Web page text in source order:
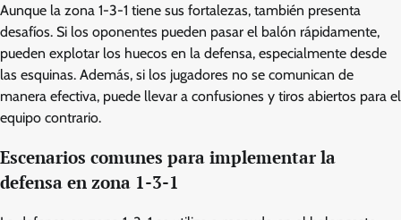
Aunque la zona 1-3-1 tiene sus fortalezas, también presenta
desafíos. Si los oponentes pueden pasar el balón rápidamente,
pueden explotar los huecos en la defensa, especialmente desde
las esquinas. Además, si los jugadores no se comunican de
manera efectiva, puede llevar a confusiones y tiros abiertos para el
equipo contrario.
Escenarios comunes para implementar la
defensa en zona 1-3-1